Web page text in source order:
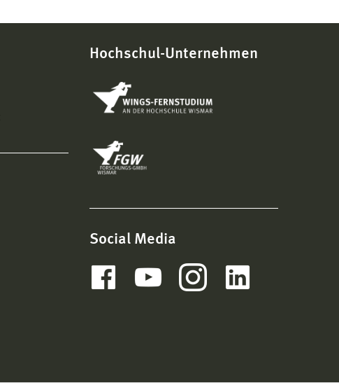
Hochschul-Unternehmen
Social Media